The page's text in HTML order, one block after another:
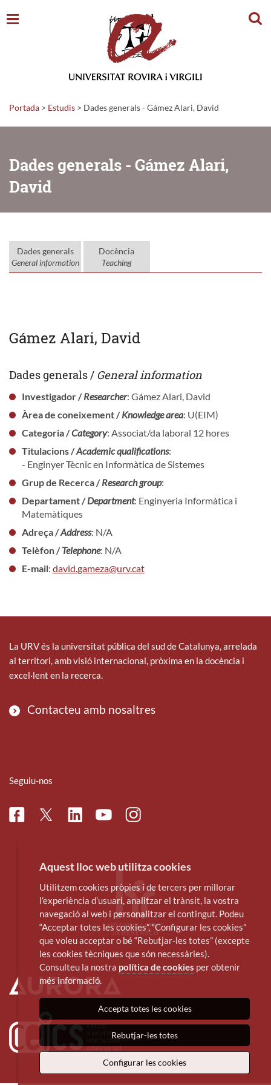
Portada > Estudis > Dades generals - Gámez Alari, David
Dades generals - Gámez Alari,
David
Dades generals
General information
Docència
Teaching
Gámez Alari, David
Dades generals / General information
Investigador /Researcher: Gámez Alari, David
Àrea de coneixement /Knowledge area: U(EIM)
Categoria /Category: Associat/da laboral 12 hores
Titulacions /Academic qualifications:
- Enginyer Tècnic en Informàtica de Sistemes
Grup de Recerca /Research group:
Departament /Department: Enginyeria Informàtica i
Matemàtiques
Adreça /Address: N/A
Telèfon /Telephone: N/A
E-mail: david.gameza@urv.cat
La URV és la universitat pública del sud de Catalunya, arrelada
al territori, amb visió internacional, pròxima en la docència i
excel·lent en la recerca.
Contacteu amb nosaltres
Seguiu-nos
FacebookTwitterLinkedinYoutubeInstagram
Aquest lloc web utilitza cookies
Utilitzem cookies pròpies i de tercers per millorar
l’experiència d’usuari, analitzar el trànsit, la vostra
navegació al web i personalitzar el contingut. Podeu
“Acceptar totes les cookies”, “Configurar les cookies”
que voleu acceptar o bé “Rebutjar-les totes” (excepte
les cookies tècniques que són necessàries).
Consulteu la nostra política de cookies per obtenir
més informació.
Accepta totes les cookies
Rebutjar-les totes
Configurar les cookies